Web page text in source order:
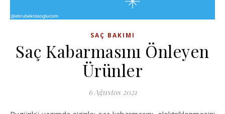
SAÇ BAKIMI
Saç Kabarmasını Önleyen
Ürünler
6 Ağustos 2021